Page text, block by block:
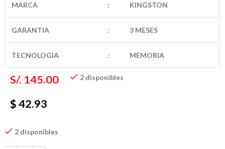
MARCA : KINGSTON
GARANTIA : 3 MESES
TECNOLOGIA : MEMORIA
S/. 145.00
$ 42.93
2 disponibles
2 disponibles